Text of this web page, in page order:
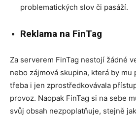
problematických slov či pasáží.
Reklama na FinTag
Za serverem FinTag nestojí žádné
nebo zájmová skupina, která by mu
třeba i jen zprostředkovávala
provoz. Naopak FinTag si na sebe
svůj obsah nezpoplatňuje, stejně